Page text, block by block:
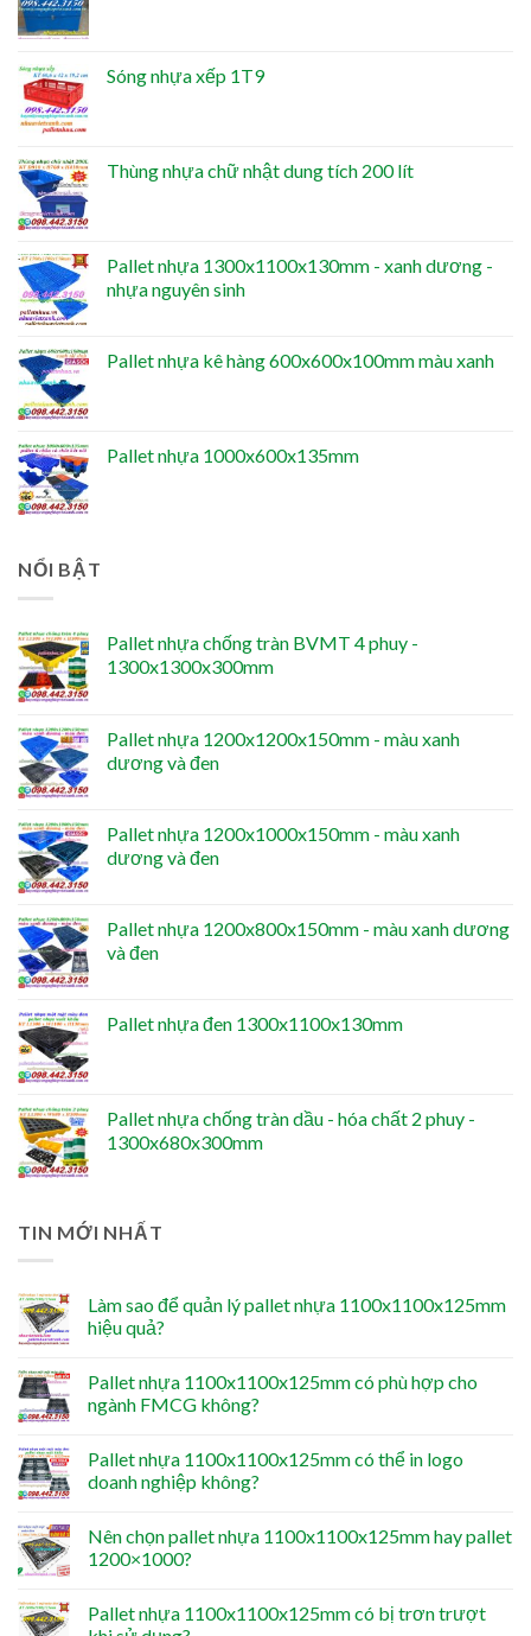
Sóng nhựa xếp 1T9
Thùng nhựa chữ nhật dung tích 200 lít
Pallet nhựa 1300x1100x130mm - xanh dương -
nhựa nguyên sinh
Pallet nhựa kê hàng 600x600x100mm màu xanh
Pallet nhựa 1000x600x135mm
NỔI BẬT
Pallet nhựa chống tràn BVMT 4 phuy -
1300x1300x300mm
Pallet nhựa 1200x1200x150mm - màu xanh
dương và đen
Pallet nhựa 1200x1000x150mm - màu xanh
dương và đen
Pallet nhựa 1200x800x150mm - màu xanh dương
và đen
Pallet nhựa đen 1300x1100x130mm
Pallet nhựa chống tràn dầu - hóa chất 2 phuy -
1300x680x300mm
TIN MỚI NHẤT
Làm sao để quản lý pallet nhựa 1100x1100x125mm
hiệu quả?
Pallet nhựa 1100x1100x125mm có phù hợp cho
ngành FMCG không?
Pallet nhựa 1100x1100x125mm có thể in logo
doanh nghiệp không?
Nên chọn pallet nhựa 1100x1100x125mm hay pallet
1200×1000?
Pallet nhựa 1100x1100x125mm có bị trơn trượt